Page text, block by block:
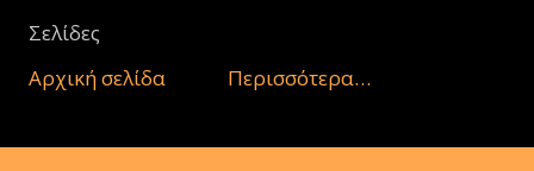
Σελίδες
Αρχική σελίδα
Περισσότερα…